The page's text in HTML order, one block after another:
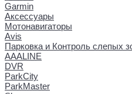
Garmin
Аксессуары
Мотонавигаторы
Avis
Парковка и Контроль слепых
AAALINE
DVR
ParkCity
ParkMaster